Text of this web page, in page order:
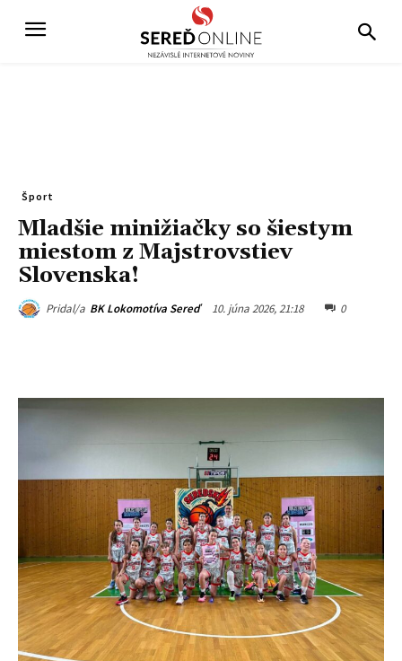
Šport
Mladšie minižiačky so šiestym
miestom z Majstrovstiev
Slovenska!
Pridal/a BK Lokomotíva Sereď 10. júna 2026, 21:18 0